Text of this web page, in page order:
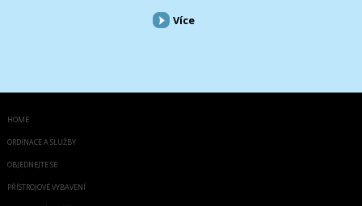
Více
HOME
ORDINACE A SLUŽBY
OBJEDNEJTE SE
PŘÍSTROJOVÉ VYBAVENÍ